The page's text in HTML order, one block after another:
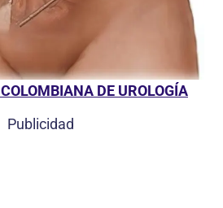
DE UROLOGÍA
Publicidad